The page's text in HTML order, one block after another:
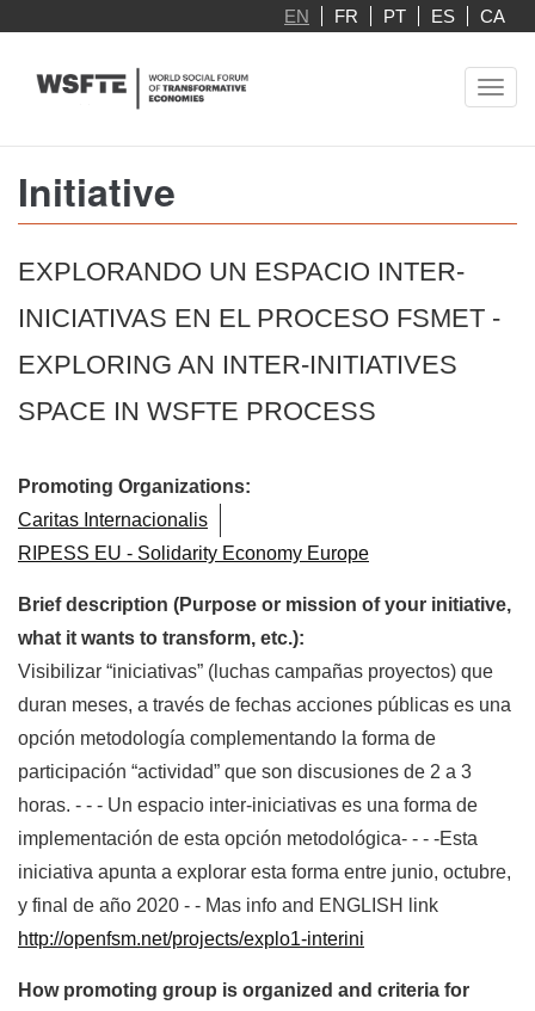
main
EN FR PT ES CA
Initiative
EXPLORANDO UN ESPACIO INTER-
INICIATIVAS EN EL PROCESO FSMET -
EXPLORING AN INTER-INITIATIVES
SPACE IN WSFTE PROCESS
Promoting Organizations:
Caritas Internacionalis
RIPESS EU - Solidarity Economy Europe
Brief description (Purpose or mission of your initiative,
what it wants to transform, etc.):
Visibilizar “iniciativas” (luchas campañas proyectos) que
duran meses, a través de fechas acciones públicas es una
opción metodología complementando la forma de
participación “actividad” que son discusiones de 2 a 3
horas. - - - Un espacio inter-iniciativas es una forma de
implementación de esta opción metodológica- - - -Esta
iniciativa apunta a explorar esta forma entre junio, octubre,
y final de año 2020 - - Mas info and ENGLISH link
http://openfsm.net/projects/explo1-interini
How promoting group is organized and criteria for